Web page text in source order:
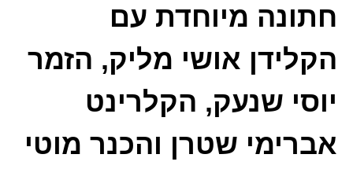
חתונה מיוחדת עם
הקלידן אושי מליק, הזמר
יוסי שנעק, הקלרינט
אברימי שטרן והכנר מוטי